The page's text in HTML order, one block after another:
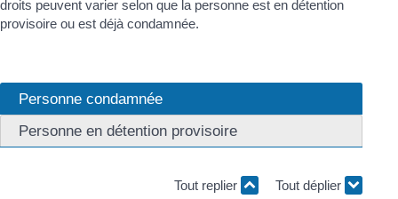
droits peuvent varier selon que la personne est en détention
provisoire ou est déjà condamnée.
Personne condamnée
Personne en détention provisoire
Tout replier Tout déplier